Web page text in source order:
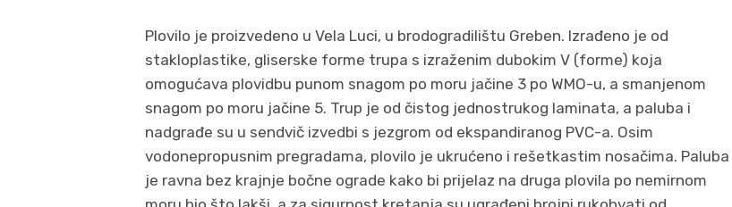
Plovilo je proizvedeno u Vela Luci, u brodogradilištu Greben. Izrađeno je od
stakloplastike, gliserske forme trupa s izraženim dubokim V (forme) koja
omogućava plovidbu punom snagom po moru jačine 3 po WMO-u, a smanjenom
snagom po moru jačine 5. Trup je od čistog jednostrukog laminata, a paluba i
nadgrađe su u sendvič izvedbi s jezgrom od ekspandiranog PVC-a. Osim
vodonepropusnim pregradama, plovilo je ukrućeno i rešetkastim nosačima. Paluba
je ravna bez krajnje bočne ograde kako bi prijelaz na druga plovila po nemirnom